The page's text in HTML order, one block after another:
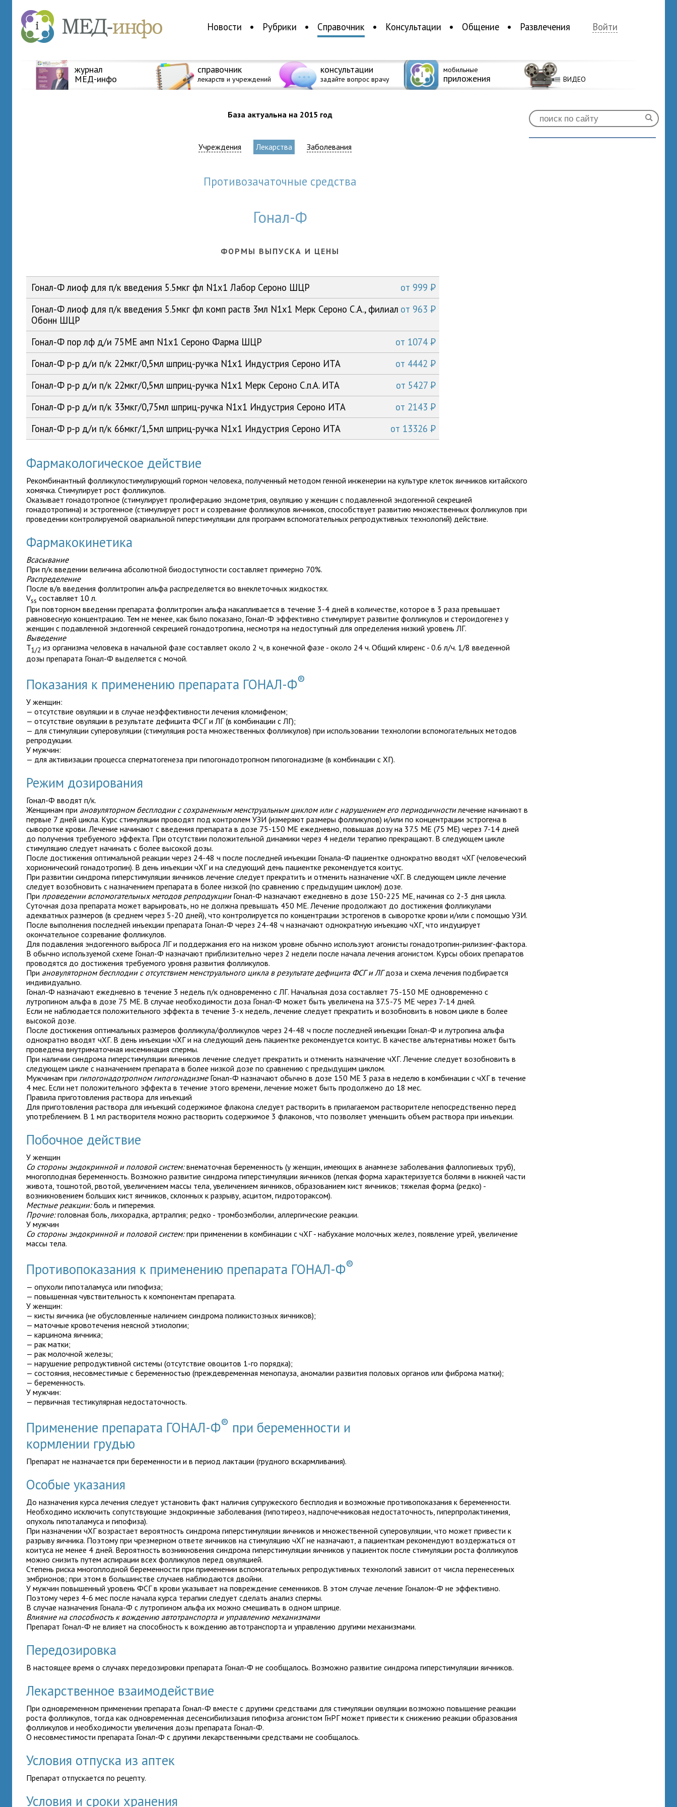
Новости Рубрики Справочник Консультации Общение Развлечения Войти
журнал
МЕД-инфо
справочник
лекарств и учреждений
консультации
задайте вопрос врачу
мобильные
приложения ВИДЕО
База актуальна на 2015 год
Учреждения Лекарства Заболевания
противозачаточные средства
Гонал-Ф
ФОРМЫ ВЫПУСКА И ЦЕНЫ
от 999 P
Гонал-Ф лиоф для п/к введения 5.5мкг фл N1x1 Лабор Сероно ШЦР
от 963 P
Гонал-Ф лиоф для п/к введения 5.5мкг фл комп раств 3мл N1x1 Мерк Сероно С.А., филиал
Обонн ШЦР
от 1074 P
Гонал-Ф пор лф д/и 75МЕ амп N1x1 Сероно Фарма ШЦР
от 4442 P
Гонал-Ф р-р д/и п/к 22мкг/0,5мл шприц-ручка N1x1 Индустрия Сероно ИТА
от 5427 P
Гонал-Ф р-р д/и п/к 22мкг/0,5мл шприц-ручка N1x1 Мерк Сероно С.п.А. ИТА
от 2143 P
Гонал-Ф р-р д/и п/к 33мкг/0,75мл шприц-ручка N1x1 Индустрия Сероно ИТА
от 13326 P
Гонал-Ф р-р д/и п/к 66мкг/1,5мл шприц-ручка N1x1 Индустрия Сероно ИТА
Фармакологическое действие
Рекомбинантный фолликулостимулирующий гормон человека, полученный методом генной инженерии на культуре клеток яичников китайского
хомячка. Стимулирует рост фолликулов.
Оказывает гонадотропное (стимулирует пролиферацию эндометрия, овуляцию у женщин с подавленной эндогенной секрецией
гонадотропина) и эстрогенное (стимулирует рост и созревание фолликулов яичников, способствует развитию множественных фолликулов при
проведении контролируемой овариальной гиперстимуляции для программ вспомогательных репродуктивных технологий) действие.
Фармакокинетика
Всасывание
При п/к введении величина абсолютной биодоступности составляет примерно 70%.
Распределение
После в/в введения фоллитропин альфа распределяется во внеклеточных жидкостях.
Vss составляет 10 л.
При повторном введении препарата фоллитропин альфа накапливается в течение 3-4 дней в количестве, которое в 3 раза превышает
равновесную концентрацию. Тем не менее, как было показано, Гонал-Ф эффективно стимулирует развитие фолликулов и стероидогенез у
женщин с подавленной эндогенной секрецией гонадотропина, несмотря на недоступный для определения низкий уровень ЛГ.
Выведение
T1/2 из организма человека в начальной фазе составляет около 2 ч, в конечной фазе - около 24 ч. Общий клиренс - 0.6 л/ч. 1/8 введенной
дозы препарата Гонал-Ф выделяется с мочой.
Показания к применению препарата ГОНАЛ-Ф®
У женщин:
— отсутствие овуляции и в случае неэффективности лечения кломифеном;
— отсутствие овуляции в результате дефицита ФСГ и ЛГ (в комбинации с ЛГ);
— для стимуляции суперовуляции (стимуляция роста множественных фолликулов) при использовании технологии вспомогательных методов
репродукции.
У мужчин:
— для активизации процесса сперматогенеза при гипогонадотропном гипогонадизме (в комбинации с ХГ).
Режим дозирования
Гонал-Ф вводят п/к.
Женщинам при ановуляторном бесплодии с сохраненным менструальным циклом или с нарушением его периодичностилечение начинают в
первые 7 дней цикла. Курс стимуляции проводят под контролем УЗИ (измеряют размеры фолликулов) и/или по концентрации эстрогена в
сыворотке крови. Лечение начинают с введения препарата в дозе 75-150 МЕ ежедневно, повышая дозу на 37.5 МЕ (75 МЕ) через 7-14 дней
до получения требуемого эффекта. При отсутствии положительной динамики через 4 недели терапию прекращают. В следующем цикле
стимуляцию следует начинать с более высокой дозы.
После достижения оптимальной реакции через 24-48 ч после последней инъекции Гонала-Ф пациентке однократно вводят чХГ (человеческий
хорионический гонадотропин). В день инъекции чХГ и на следующий день пациентке рекомендуется коитус.
При развитии синдрома гиперстимуляции яичников лечение следует прекратить и отменить назначение чХГ. В следующем цикле лечение
следует возобновить с назначением препарата в более низкой (по сравнению с предыдущим циклом) дозе.
При проведении вспомогательных методов репродукцииГонал-Ф назначают ежедневно в дозе 150-225 МЕ, начиная со 2-3 дня цикла.
Суточная доза препарата может варьировать, но не должна превышать 450 МЕ. Лечение продолжают до достижения фолликулами
адекватных размеров (в среднем через 5-20 дней), что контролируется по концентрации эстрогенов в сыворотке крови и/или с помощью УЗИ.
После выполнения последней инъекции препарата Гонал-Ф через 24-48 ч назначают однократную инъекцию чХГ, что индуцирует
окончательное созревание фолликулов.
Для подавления эндогенного выброса ЛГ и поддержания его на низком уровне обычно используют агонисты гонадотропин-рилизинг-фактора.
В обычно используемой схеме Гонал-Ф назначают приблизительно через 2 недели после начала лечения агонистом. Курсы обоих препаратов
проводятся до достижения требуемого уровня развития фолликулов.
При ановуляторном бесплодии c отсутствием менструального цикла в результате дефицита ФСГ и ЛГдоза и схема лечения подбирается
индивидуально.
Гонал-Ф назначают ежедневно в течение 3 недель п/к одновременно с ЛГ. Начальная доза составляет 75-150 МЕ одновременно с
лутропином альфа в дозе 75 ME. В случае необходимости доза Гонал-Ф может быть увеличена на 37.5-75 ME через 7-14 дней.
Если не наблюдается положительного эффекта в течение 3-х недель, лечение следует прекратить и возобновить в новом цикле в более
высокой дозе.
После достижения оптимальных размеров фолликула/фолликулов через 24-48 ч после последней инъекции Гонал-Ф и лутропина альфа
однократно вводят чХГ. В день инъекции чХГ и на следующий день пациентке рекомендуется коитус. В качестве альтернативы может быть
проведена внутриматочная инсеминация спермы.
При наличии синдрома гиперстимуляции яичников лечение следует прекратить и отменить назначение чХГ. Лечение следует возобновить в
следующем цикле с назначением препарата в более низкой дозе по сравнению с предыдущим циклом.
Мужчинам при гипогонадотропном гипогонадизмеГонал-Ф назначают обычно в дозе 150 ME 3 раза в неделю в комбинации с чХГ в течение
4 мес. Если нет положительного эффекта в течение этого времени, лечение может быть продолжено до 18 мес.
Правила приготовления раствора для инъекций
Для приготовления раствора для инъекций содержимое флакона следует растворить в прилагаемом растворителе непосредственно перед
употреблением. В 1 мл растворителя можно растворить содержимое 3 флаконов, что позволяет уменьшить объем раствора при инъекции.
Побочное действие
У женщин
Со стороны эндокринной и половой систем:внематочная беременность (у женщин, имеющих в анамнезе заболевания фаллопиевых труб),
многоплодная беременность. Возможно развитие синдрома гиперстимуляции яичников (легкая форма характеризуется болями в нижней части
живота, тошнотой, рвотой, увеличением массы тела, увеличением яичников, образованием кист яичников; тяжелая форма (редко) -
возникновением больших кист яичников, склонных к разрыву, асцитом, гидротораксом).
Местные реакции:боль и гиперемия.
Прочие:головная боль, лихорадка, артралгия; редко - тромбоэмболии, аллергические реакции.
У мужчин
Со стороны эндокринной и половой систем:при применении в комбинации с чХГ - набухание молочных желез, появление угрей, увеличение
массы тела.
Противопоказания к применению препарата ГОНАЛ-Ф®
— опухоли гипоталамуса или гипофиза;
— повышенная чувствительность к компонентам препарата.
У женщин:
— кисты яичника (не обусловленные наличием синдрома поликистозных яичников);
— маточные кровотечения неясной этиологии;
— карцинома яичника;
— рак матки;
— рак молочной железы;
— нарушение репродуктивной системы (отсутствие овоцитов 1-го порядка);
— состояния, несовместимые с беременностью (преждевременная менопауза, аномалии развития половых органов или фиброма матки);
— беременность.
У мужчин:
— первичная тестикулярная недостаточность.
Применение препарата ГОНАЛ-Ф® при беременности и
кормлении грудью
Препарат не назначается при беременности и в период лактации (грудного вскармливания).
Особые указания
До назначения курса лечения следует установить факт наличия супружеского бесплодия и возможные противопоказания к беременности.
Необходимо исключить сопутствующие эндокринные заболевания (гипотиреоз, надпочечниковая недостаточность, гиперпролактинемия,
опухоль гипоталамуса и гипофиза).
При назначении чХГ возрастает вероятность синдрома гиперстимуляции яичников и множественной суперовуляции, что может привести к
разрыву яичника. Поэтому при чрезмерном ответе яичников на стимуляцию чХГ не назначают, а пациенткам рекомендуют воздержаться от
коитуса не менее 4 дней. Вероятность возникновения синдрома гиперстимуляции яичников у пациенток после стимуляции роста фолликулов
можно снизить путем аспирации всех фолликулов перед овуляцией.
Степень риска многоплодной беременности при применении вспомогательных репродуктивных технологий зависит от числа перенесенных
эмбрионов; при этом в большинстве случаев наблюдаются двойни.
У мужчин повышенный уровень ФСГ в крови указывает на повреждение семенников. В этом случае лечение Гоналом-Ф не эффективно.
Поэтому через 4-6 мес после начала курса терапии следует сделать анализ спермы.
В случае назначения Гонала-Ф с лутропином альфа их можно смешивать в одном шприце.
Влияние на способность к вождению автотранспорта и управлению механизмами
Препарат Гонал-Ф не влияет на способность к вождению автотранспорта и управлению другими механизмами.
Передозировка
В настоящее время о случаях передозировки препарата Гонал-Ф не сообщалось. Возможно развитие синдрома гиперстимуляции яичников.
Лекарственное взаимодействие
При одновременном применении препарата Гонал-Ф вместе с другими средствами для стимуляции овуляции возможно повышение реакции
роста фолликулов, тогда как одновременная десенсибилизация гипофиза агонистом ГнРГ может привести к снижению реакции образования
фолликулов и необходимости увеличения дозы препарата Гонал-Ф.
О несовместимости препарата Гонал-Ф с другими лекарственными средствами не сообщалось.
Условия отпуска из аптек
Препарат отпускается по рецепту.
Условия и сроки хранения